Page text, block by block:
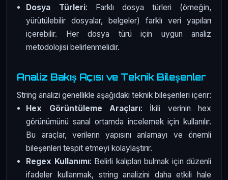
Dosya Türleri: Farklı dosya türleri (örneğin,
yürütülebilir dosyalar, belgeler) farklı veri yapıları
içerebilir. Her dosya türü için uygun analiz
metodolojisi belirlenmelidir.
Analiz Bakış Açısı ve Teknik Bileşenler
String analizi genellikle aşağıdaki teknik bileşenleri içerir:
Hex Görüntüleme Araçları: İkili verinin hex
görünümünü sanal ortamda incelemek için kullanılır.
Bu araçlar, verilerin yapısını anlamayı ve önemli
bileşenleri tespit etmeyi kolaylaştırır.
Regex Kullanımı: Belirli kalıpları bulmak için düzenli
ifadeler kullanmak, string analizini daha etkili hale